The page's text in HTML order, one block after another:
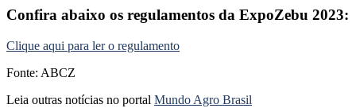
Confira abaixo os regulamentos da ExpoZebu 2023:
Clique aqui para ler o regulamento
Fonte: ABCZ
Leia outras notícias no portal Mundo Agro Brasil